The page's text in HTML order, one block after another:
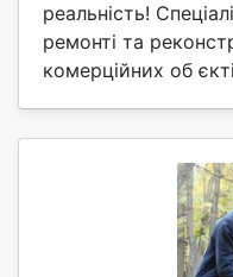
реальність!
ремонті та
комерційних об